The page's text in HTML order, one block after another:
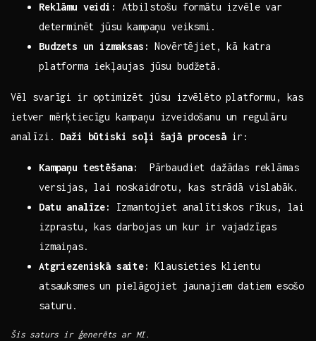
Reklāmu veidi:
Atbilstošu⁤ formātu izvēle var
⁤determinēt jūsu kampaņu veiksmi.
Budzets⁤ un ⁣izmaksas: Novērtējiet, kā katra
platforma iekļaujas jūsu budžetā.
Vēl ⁢svarīgi ir ​optimizēt jūsu⁤ izvēlēto⁤ platformu, kas
ietver mērķtiecīgu ‍kampaņu ⁤izveidošanu un regulāru
⁢analīzi. Daži būtiski soļi šajā procesāir:
Kampaņu testēšana:
​ Pārbaudiet dažādas reklāmas
versijas, ⁢lai noskaidrotu, kas strādā vislabāk.
Datu​ analīze:
⁣Izmantojiet analītiskos rīkus, ‌lai
izprastu, kas​ darbojas un kur ir vajadzīgas
izmaiņas.
Atgriezeniskā saite: ⁣Klausieties klientu​
atsauksmes⁤ un pielāgojiet jaunajiem datiem esošo
saturu.
Šis⁣ saturs ir ģenerēts ar ⁢MI.